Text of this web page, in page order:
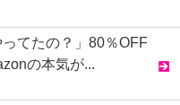
ってたの？」80％OFF
の本気が...